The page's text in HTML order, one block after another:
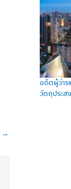
→
อดีตผู้ว่าร
วัตถุประส